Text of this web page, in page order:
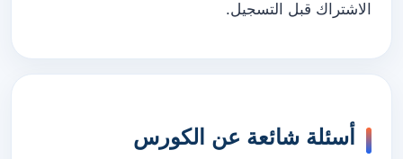
الاشتراك قبل التسجيل.
أسئلة شائعة عن الكورس